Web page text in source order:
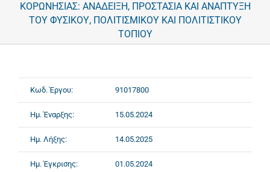
ΚΟΡΩΝΗΣΙΑΣ: ΑΝΑΔΕΙΞΗ, ΠΡΟΣΤΑΣΙΑ ΚΑΙ ΑΝΑΠΤΥΞΗ
ΤΟΥ ΦΥΣΙΚΟΥ, ΠΟΛΙΤΙΣΜΙΚΟΥ ΚΑΙ ΠΟΛΙΤΙΣΤΙΚΟΥ
ΤΟΠΙΟΥ
Κωδ. Έργου: 91017800
Ημ. Έναρξης: 15.05.2024
Ημ. Λήξης: 14.05.2025
Ημ. Έγκρισης: 01.05.2024